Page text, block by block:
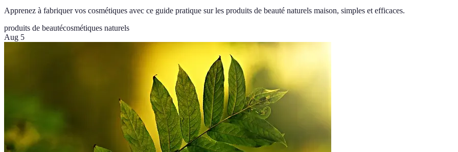
Apprenez à fabriquer vos cosmétiques avec ce guide pratique sur les produits de beauté naturels maison, simples et efficaces.
produits de beautécosmétiques naturels
Aug 5